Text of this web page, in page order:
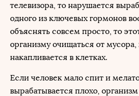
телевизора, то нарушается
одного из ключевых гормонов
объяснять совсем просто, то
организму очищаться от
накапливается в клетках.
Если человек мало спит и
вырабатывается плохо,